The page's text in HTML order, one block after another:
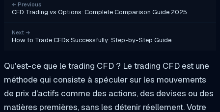
← Previous
CFD Trading vs Options: Complete Comparison Guide 2025
Next →
How to Trade CFDs Successfully: Step-by-Step Guide
Qu'est-ce que le trading CFD ? Le trading CFD est une
méthode qui consiste à spéculer sur les mouvements
de prix d'actifs comme des actions, des devises ou des
matières premières, sans les détenir réellement. Votre